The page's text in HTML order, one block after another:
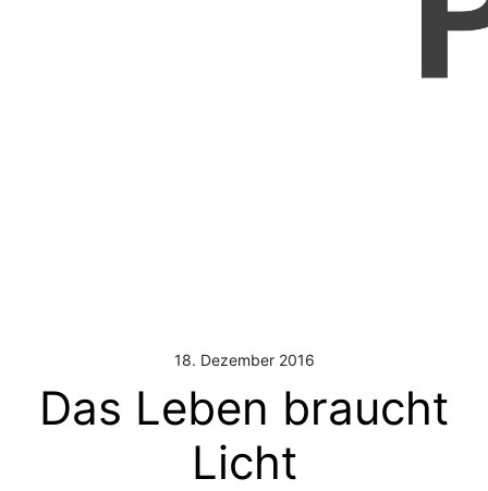
18. Dezember 2016
Das Leben braucht
Licht